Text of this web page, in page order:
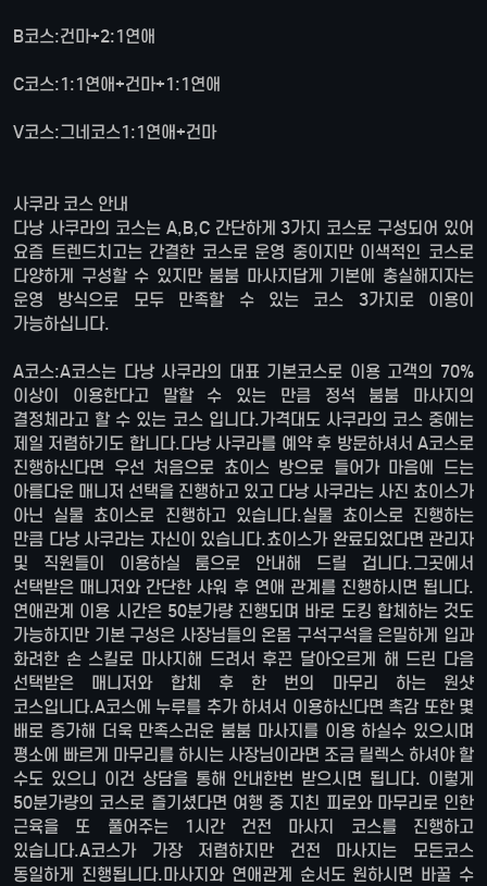
B코스:건마+2:1연애
C코스:1:1연애+건마+1:1연애
V코스:그네코스1:1연애+건마
사쿠라 코스 안내
다낭 사쿠라의 코스는 A,B,C 간단하게 3가지 코스로 구성되어 있어
요즘 트렌드치고는 간결한 코스로 운영 중이지만 이색적인 코스로
다양하게 구성할 수 있지만 붐붐 마사지답게 기본에 충실해지자는
운영 방식으로 모두 만족할 수 있는 코스 3가지로 이용이
가능하십니다.
A코스:A코스는 다낭 사쿠라의 대표 기본코스로 이용 고객의 70%
이상이 이용한다고 말할 수 있는 만큼 정석 붐붐 마사지의
결정체라고 할 수 있는 코스 입니다.가격대도 사쿠라의 코스 중에는
제일 저렴하기도 합니다.다낭 사쿠라를 예약 후 방문하셔서 A코스로
진행하신다면 우선 처음으로 쵸이스 방으로 들어가 마음에 드는
아름다운 매니저 선택을 진행하고 있고 다낭 사쿠라는 사진 쵸이스가
아닌 실물 쵸이스로 진행하고 있습니다.실물 쵸이스로 진행하는
만큼 다낭 사쿠라는 자신이 있습니다.쵸이스가 완료되었다면 관리자
및 직원들이 이용하실 룸으로 안내해 드릴 겁니다.그곳에서
선택받은 매니저와 간단한 샤워 후 연애 관계를 진행하시면 됩니다.
연애관계 이용 시간은 50분가량 진행되며 바로 도킹 합체하는 것도
가능하지만 기본 구성은 사장님들의 온몸 구석구석을 은밀하게 입과
화려한 손 스킬로 마사지해 드려서 후끈 달아오르게 해 드린 다음
선택받은 매니저와 합체 후 한 번의 마무리 하는 원샷
코스입니다.A코스에 누루를 추가 하셔서 이용하신다면 촉감 또한 몇
배로 증가해 더욱 만족스러운 붐붐 마사지를 이용 하실수 있으시며
평소에 빠르게 마무리를 하시는 사장님이라면 조금 릴렉스 하셔야 할
수도 있으니 이건 상담을 통해 안내한번 받으시면 됩니다. 이렇게
50분가량의 코스로 즐기셨다면 여행 중 지친 피로와 마무리로 인한
근육을 또 풀어주는 1시간 건전 마사지 코스를 진행하고
있습니다.A코스가 가장 저렴하지만 건전 마사지는 모든코스
동일하게 진행됩니다.마사지와 연애관계 순서도 원하시면 바꿀 수